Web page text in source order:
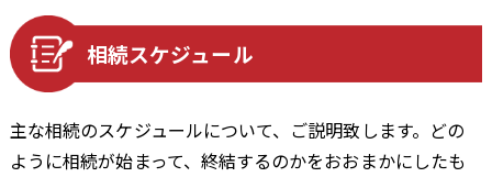
相続スケジュール
主な相続のスケジュールについて、ご説明致します。どの
ように相続が始まって、終結するのかをおおまかにしたも